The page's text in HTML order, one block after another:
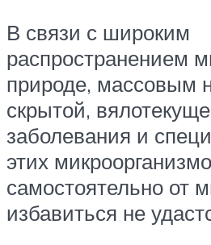
В связи с широким
распространением
природе, массовым
скрытой,
заболевания и
этих
самостоятельно от
избавиться не